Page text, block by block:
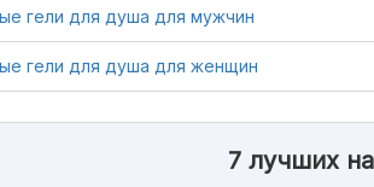
гели для душа для мужчин
гели для душа для женщин
7 лучших